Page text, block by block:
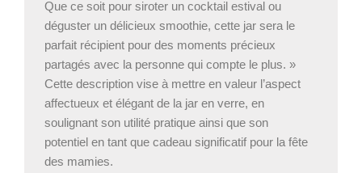
Que ce soit pour siroter un cocktail estival ou
déguster un délicieux smoothie, cette jar sera le
parfait récipient pour des moments précieux
partagés avec la personne qui compte le plus. »
Cette description vise à mettre en valeur l’aspect
affectueux et élégant de la jar en verre, en
soulignant son utilité pratique ainsi que son
potentiel en tant que cadeau significatif pour la fête
des mamies.